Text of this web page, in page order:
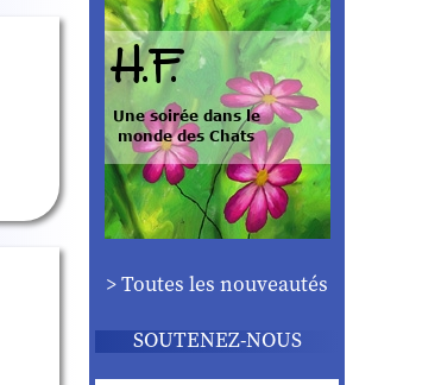
> Toutes les nouveautés
SOUTENEZ-NOUS